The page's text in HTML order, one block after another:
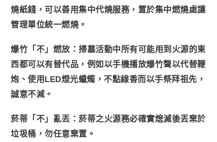
燒紙錢，可以善用集中代燒服務，置於集中燃燒處讓
管理單位統一燃燒。
爆竹「不」燃放：掃墓活動中所有可能用到火源的東
西都可以有替代品，例如以手機播放爆竹聲以代替鞭
炮、使用LED燈光蠟燭，不點線香而以手祭拜祖先，
誠意不減。
菸蒂「不」亂丟：菸蒂之火源務必確實熄滅後丟棄於
垃圾桶，勿任意棄置。